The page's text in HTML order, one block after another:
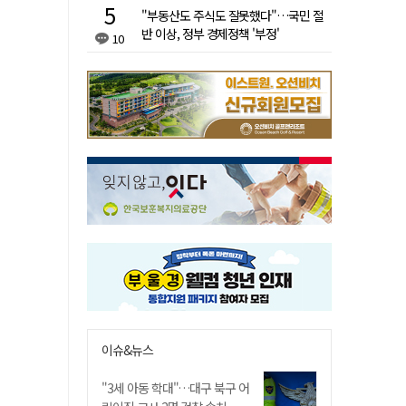
10
"부동산도 주식도 잘못했다"…국민 절
반 이상, 정부 경제정책 '부정'
이슈&뉴스
"3세 아동 학대"…대구 북구 어